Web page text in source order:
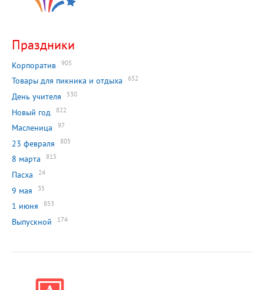
Праздники
Корпоратив 905
Товары для пикника и отдыха 652
День учителя 530
Новый год 822
Масленица 97
23 февраля 805
8 марта 815
Пасха 24
9 мая 35
1 июня 853
Выпускной 174